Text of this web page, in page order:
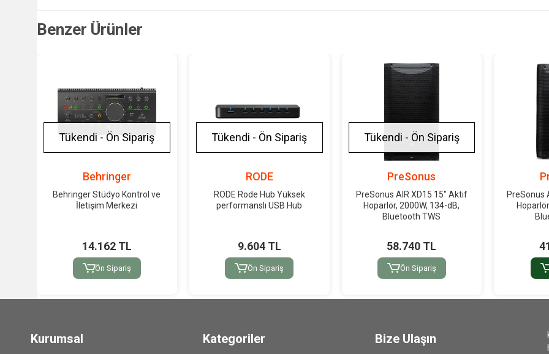
Benzer Ürünler
Tükendi - Ön Sipariş
Behringer
Behringer Stüdyo Kontrol ve
İletişim Merkezi
14.162 TL
Ön Sipariş
Tükendi - Ön Sipariş
RODE
RODE Rode Hub Yüksek
performanslı USB Hub
9.604 TL
Ön Sipariş
Tükendi - Ön Sipariş
PreSonus
PreSonus AIR XD15 15" Aktif
Hoparlör, 2000W, 134-dB,
Bluetooth TWS
58.740 TL
Ön Sipariş
PreSonus
Kurumsal Kategoriler Bize Ulaşın